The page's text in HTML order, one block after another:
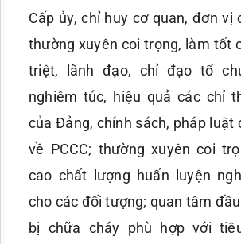
Cấp ủy, chỉ huy cơ quan, đơn vị
thường xuyên coi trọng, làm tốt
triệt, lãnh đạo, chỉ đạo tổ
nghiêm túc, hiệu quả các chỉ
của Đảng, chính sách, pháp luật
về PCCC; thường xuyên coi
cao chất lượng huấn luyện
cho các đối tượng; quan tâm
bị chữa cháy phù hợp với